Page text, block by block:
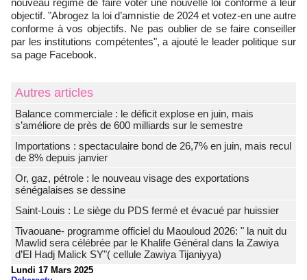
nouveau régime de faire voter une nouvelle loi conforme à leur
objectif. "Abrogez la loi d’amnistie de 2024 et votez-en une autre
conforme à vos objectifs. Ne pas oublier de se faire conseiller
par les institutions compétentes", a ajouté le leader politique sur
sa page Facebook.
Autres articles
Balance commerciale : le déficit explose en juin, mais
s’améliore de près de 600 milliards sur le semestre
Importations : spectaculaire bond de 26,7% en juin, mais recul
de 8% depuis janvier
Or, gaz, pétrole : le nouveau visage des exportations
sénégalaises se dessine
Saint-Louis : Le siège du PDS fermé et évacué par huissier
Tivaouane- programme officiel du Maouloud 2026: " la nuit du
Mawlid sera célébrée par le Khalife Général dans la Zawiya
d’El Hadj Malick SY"( cellule Zawiya Tijaniyya)
Lundi 17 Mars 2025